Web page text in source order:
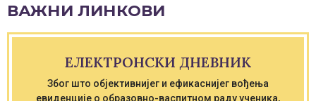
ВАЖНИ ЛИНКОВИ
ЕЛЕКТРОНСКИ ДНЕВНИК
Због што објективнијег и ефикаснијег вођења
евиденције о образовно-васпитном раду ученика,